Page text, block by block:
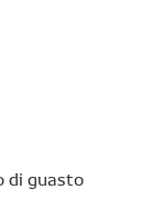
di guasto